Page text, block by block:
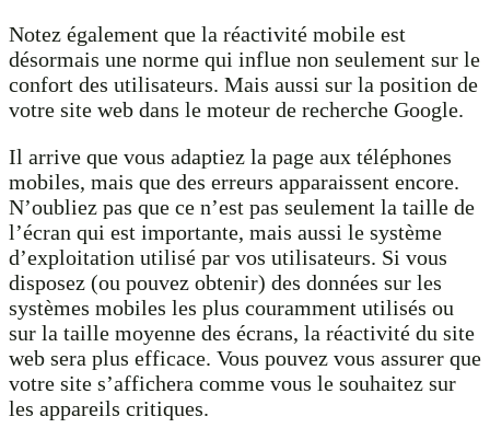
Notez également que la réactivité mobile est
désormais une norme qui influe non seulement sur le
confort des utilisateurs. Mais aussi sur la position de
votre site web dans le moteur de recherche Google.
Il arrive que vous adaptiez la page aux téléphones
mobiles, mais que des erreurs apparaissent encore.
N’oubliez pas que ce n’est pas seulement la taille de
l’écran qui est importante, mais aussi le système
d’exploitation utilisé par vos utilisateurs. Si vous
disposez (ou pouvez obtenir) des données sur les
systèmes mobiles les plus couramment utilisés ou
sur la taille moyenne des écrans, la réactivité du site
web sera plus efficace. Vous pouvez vous assurer que
votre site s’affichera comme vous le souhaitez sur
les appareils critiques.